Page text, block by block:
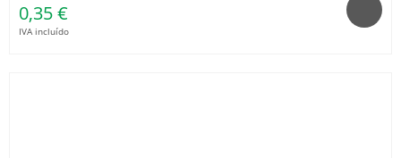
0,35 €
IVA incluído